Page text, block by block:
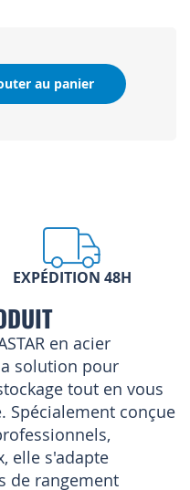
au panier
EXPÉDITION 48H
en acier
solution pour
tout en vous
Spécialement conçue
elle s'adapte
de rangement